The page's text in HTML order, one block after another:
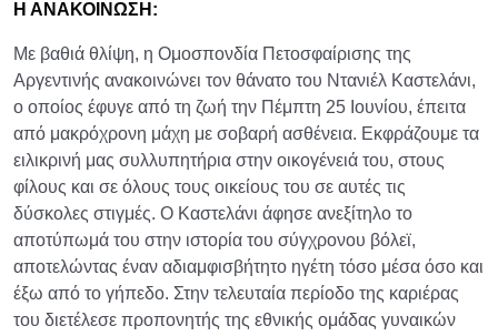
Η ΑΝΑΚΟΙΝΩΣΗ:
Με βαθιά θλίψη, η Ομοσπονδία Πετοσφαίρισης της
Αργεντινής ανακοινώνει τον θάνατο του Ντανιέλ Καστελάνι,
ο οποίος έφυγε από τη ζωή την Πέμπτη 25 Ιουνίου, έπειτα
από μακρόχρονη μάχη με σοβαρή ασθένεια. Εκφράζουμε τα
ειλικρινή μας συλλυπητήρια στην οικογένειά του, στους
φίλους και σε όλους τους οικείους του σε αυτές τις
δύσκολες στιγμές. Ο Καστελάνι άφησε ανεξίτηλο το
αποτύπωμά του στην ιστορία του σύγχρονου βόλεϊ,
αποτελώντας έναν αδιαμφισβήτητο ηγέτη τόσο μέσα όσο και
έξω από το γήπεδο. Στην τελευταία περίοδο της καριέρας
του διετέλεσε προπονητής της εθνικής ομάδας γυναικών